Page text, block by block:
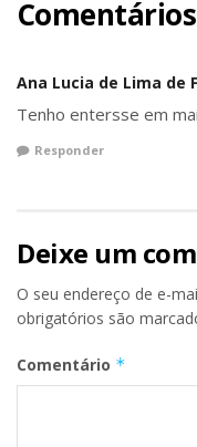
Comentários
Ana Lucia de Lima de
Tenho entersse em
Responder
Deixe um
O seu endereço de e-
obrigatórios são
Comentário *